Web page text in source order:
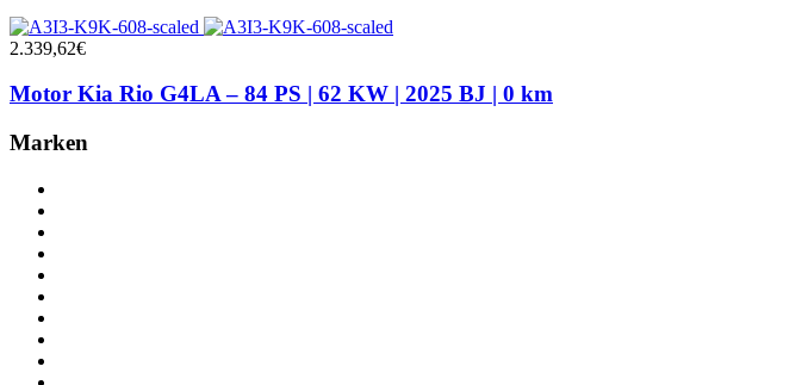
2.339,62€
Motor Kia Rio G4LA – 84 PS | 62 KW | 2025 BJ | 0 km
Marken